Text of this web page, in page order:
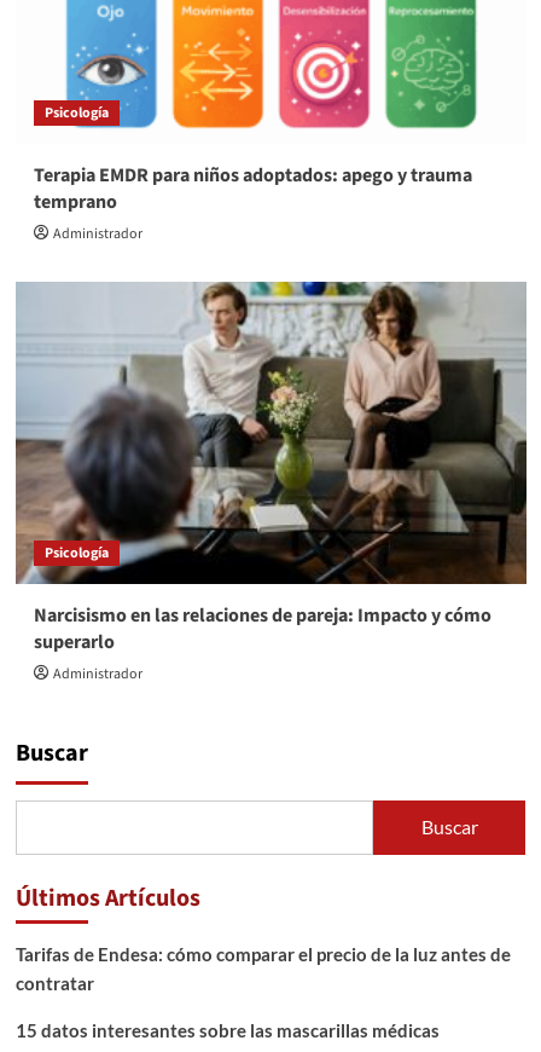
Psicología
Terapia EMDR para niños adoptados: apego y trauma
temprano
Administrador
Psicología
Narcisismo en las relaciones de pareja: Impacto y cómo
superarlo
Administrador
Buscar
Buscar
Últimos Artículos
Tarifas de Endesa: cómo comparar el precio de la luz antes de
contratar
15 datos interesantes sobre las mascarillas médicas